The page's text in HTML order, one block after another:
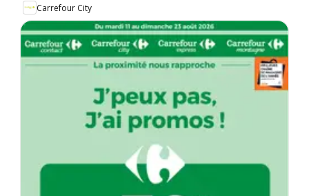
Carrefour City